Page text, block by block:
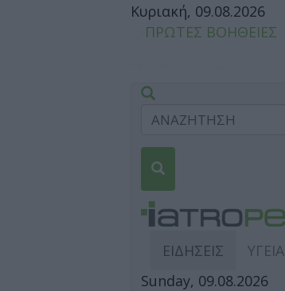
Κυριακή, 09.08.2026
ΠΡΩΤΕΣ ΒΟΗΘΕΙΕΣ
ΕΙΔΗΣΕΙΣ ΥΓΕΙΑ
Sunday, 09.08.2026